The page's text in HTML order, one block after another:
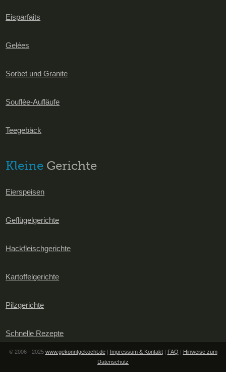
Eisparfaits
Gelées
Sorbet und Granite
Souflèe-Aufläufe
Teegebäck
Kleine Gerichte
Eierspeisen
Geflügelgerichte
Hackfleischgerichte
Kartoffelgerichte
Pilzgerichte
Schnelle Rezepte
© 2006 - 2025 www.gekonntgekocht.de| Impressum & Kontakt| FAQ | Hinweise zum
Datenschutz